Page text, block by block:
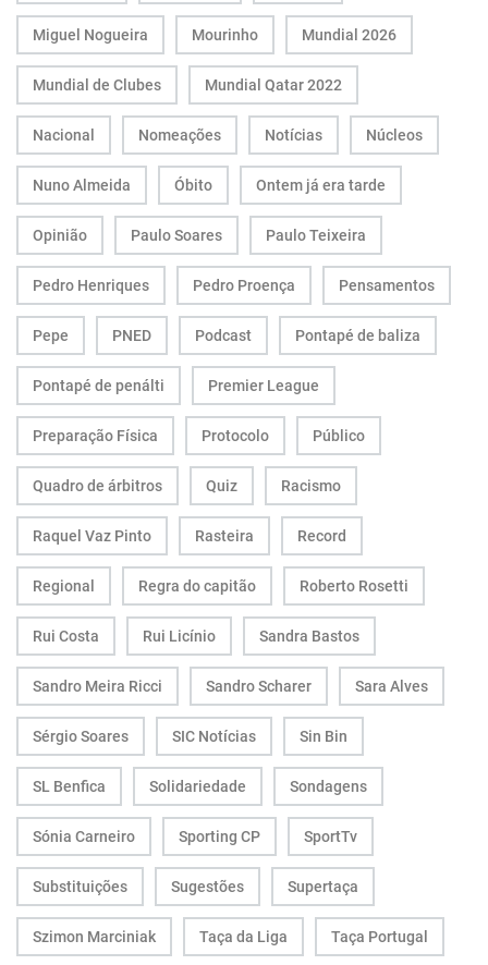
Miguel Nogueira Mourinho Mundial 2026
Mundial de Clubes Mundial Qatar 2022
Nacional Nomeações Notícias Núcleos
Nuno Almeida Óbito Ontem já era tarde
Opinião Paulo Soares Paulo Teixeira
Pedro Henriques Pedro Proença Pensamentos
Pepe PNED Podcast Pontapé de baliza
Pontapé de penálti Premier League
Preparação Física Protocolo Público
Quadro de árbitros Quiz Racismo
Raquel Vaz Pinto Rasteira Record
Regional Regra do capitão Roberto Rosetti
Rui Costa Rui Licínio Sandra Bastos
Sandro Meira Ricci Sandro Scharer Sara Alves
Sérgio Soares SIC Notícias Sin Bin
SL Benfica Solidariedade Sondagens
Sónia Carneiro Sporting CP SportTv
Substituições Sugestões Supertaça
Szimon Marciniak Taça da Liga Taça Portugal